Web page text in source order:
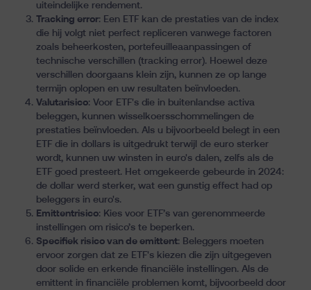
uiteindelijke rendement.
Tracking error: Een ETF kan de prestaties van de index
die hij volgt niet perfect repliceren vanwege factoren
zoals beheerkosten, portefeuilleaanpassingen of
technische verschillen (tracking error). Hoewel deze
verschillen doorgaans klein zijn, kunnen ze op lange
termijn oplopen en uw resultaten beïnvloeden.
Valutarisico: Voor ETF's die in buitenlandse activa
beleggen, kunnen wisselkoersschommelingen de
prestaties beïnvloeden. Als u bijvoorbeeld belegt in een
ETF die in dollars is uitgedrukt terwijl de euro sterker
wordt, kunnen uw winsten in euro's dalen, zelfs als de
ETF goed presteert. Het omgekeerde gebeurde in 2024:
de dollar werd sterker, wat een gunstig effect had op
beleggers in euro's.
Emittentrisico: Kies voor ETF’s van gerenommeerde
instellingen om risico’s te beperken.
Specifiek risico van de emittent: Beleggers moeten
ervoor zorgen dat ze ETF's kiezen die zijn uitgegeven
door solide en erkende financiële instellingen. Als de
emittent in financiële problemen komt, bijvoorbeeld door